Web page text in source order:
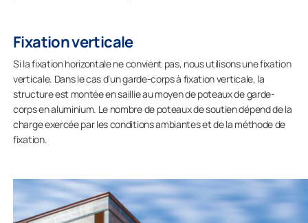
Fixation verticale
Si la fixation horizontale ne convient pas, nous utilisons une fixation
verticale. Dans le cas d’un garde-corps à fixation verticale, la
structure est montée en saillie au moyen de poteaux de garde-
corps en aluminium. Le nombre de poteaux de soutien dépend de la
charge exercée par les conditions ambiantes et de la méthode de
fixation.